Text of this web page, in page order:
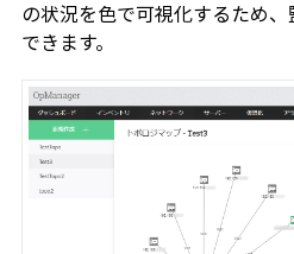
の状況を色で可視化するため
できます。